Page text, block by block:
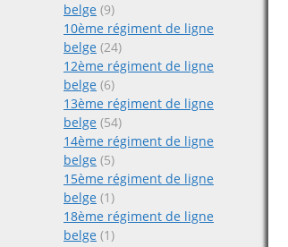
belge (9)
10ème régiment de ligne
belge (24)
12ème régiment de ligne
belge (6)
13ème régiment de ligne
belge (54)
14ème régiment de ligne
belge (5)
15ème régiment de ligne
belge (1)
18ème régiment de ligne
belge (1)